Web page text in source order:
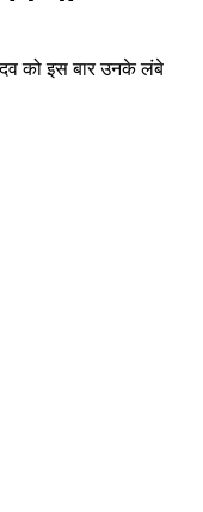
को इस बार उनके लंबे